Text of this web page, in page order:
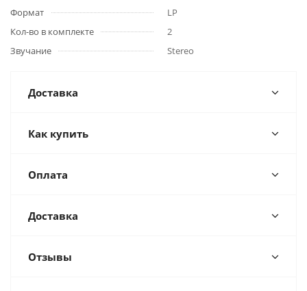
Формат
LP
Кол-во в комплекте
2
Звучание
Stereo
Доставка
Как купить
Оплата
Доставка
Отзывы